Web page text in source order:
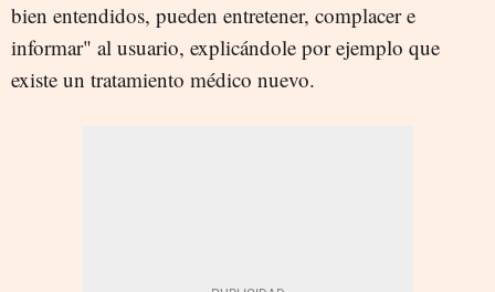
bien entendidos, pueden entretener, complacer e
informar" al usuario, explicándole por ejemplo que
existe un tratamiento médico nuevo.